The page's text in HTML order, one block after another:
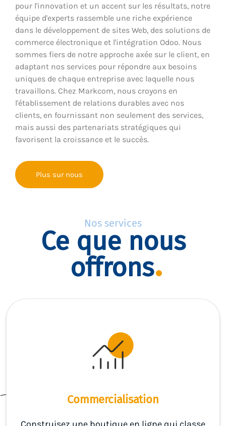
pour l'innovation et un accent sur les résultats, notre
équipe d'experts rassemble une riche expérience
dans le développement de sites Web, des solutions de
commerce électronique et l'intégration Odoo. Nous
sommes fiers de notre approche axée sur le client, en
adaptant nos services pour répondre aux besoins
uniques de chaque entreprise avec laquelle nous
travaillons. Chez Markcom, nous croyons en
l'établissement de relations durables avec nos
clients, en fournissant non seulement des services,
mais aussi des partenariats stratégiques qui
favorisent la croissance et le succès.
Plus sur nous
Nos services
Ce que nous
offrons
Commercialisation
Construisez une boutique en ligne qui classe